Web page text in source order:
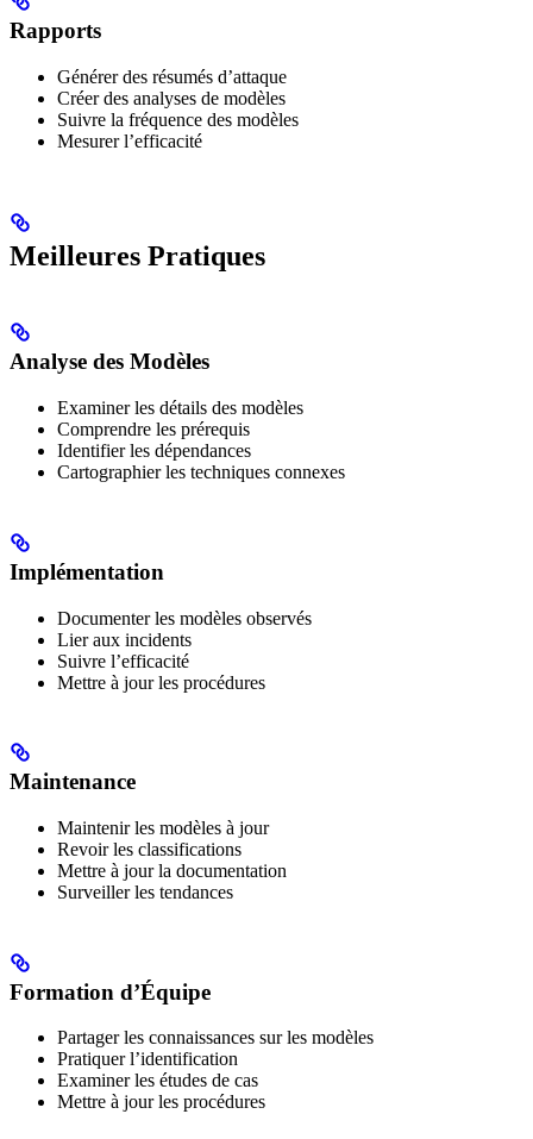
Rapports
Générer des résumés d’attaque
Créer des analyses de modèles
Suivre la fréquence des modèles
Mesurer l’efficacité
Meilleures Pratiques
Analyse des Modèles
Examiner les détails des modèles
Comprendre les prérequis
Identifier les dépendances
Cartographier les techniques connexes
Implémentation
Documenter les modèles observés
Lier aux incidents
Suivre l’efficacité
Mettre à jour les procédures
Maintenance
Maintenir les modèles à jour
Revoir les classifications
Mettre à jour la documentation
Surveiller les tendances
Formation d’Équipe
Partager les connaissances sur les modèles
Pratiquer l’identification
Examiner les études de cas
Mettre à jour les procédures